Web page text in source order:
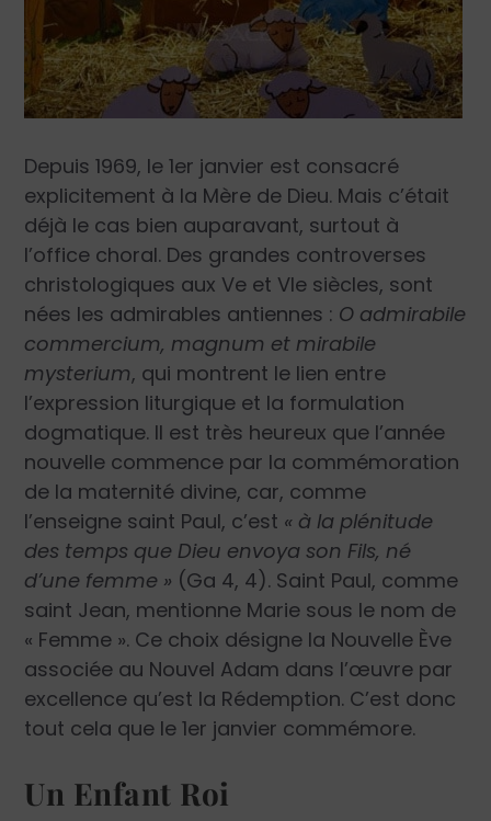
Depuis 1969, le 1er janvier est consacré
explicitement à la Mère de Dieu. Mais c’était
déjà le cas bien auparavant, surtout à
l’office choral. Des grandes controverses
christologiques aux Ve et VIe siècles, sont
nées les admirables antiennes : O admirabile
commercium, magnum et mirabile
mysterium, qui montrent le lien entre
l’expression liturgique et la formulation
dogmatique. Il est très heureux que l’année
nouvelle commence par la commémoration
de la maternité divine, car, comme
l’enseigne saint Paul, c’est « à la plénitude
des temps que Dieu envoya son Fils, né
d’une femme » (Ga 4, 4). Saint Paul, comme
saint Jean, mentionne Marie sous le nom de
« Femme ». Ce choix désigne la Nouvelle Ève
associée au Nouvel Adam dans l’œuvre par
excellence qu’est la Rédemption. C’est donc
tout cela que le 1er janvier commémore.
Un Enfant Roi